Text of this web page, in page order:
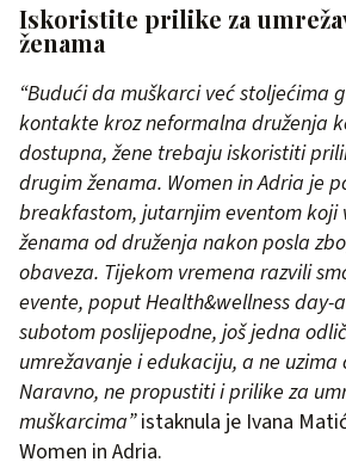
Iskoristite prilike za
ženama
“Budući da muškarci već stoljećima
kontakte kroz neformalna druženja
dostupna, žene trebaju iskoristiti
drugim ženama. Women in Adria je
breakfastom, jutarnjim eventom koji
ženama od druženja nakon posla
obaveza. Tijekom vremena razvili
evente, poput Health&wellness day-
subotom poslijepodne, još jedna
umrežavanje i edukaciju, a ne uzima
Naravno, ne propustiti i prilike za
muškarcima”istaknula je Ivana
Women in Adria.